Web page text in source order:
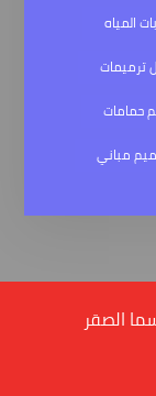
المياه
ترميمات
حمامات
مباني
الصقر